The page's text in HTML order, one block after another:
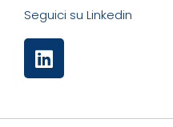
Seguici su Linkedin